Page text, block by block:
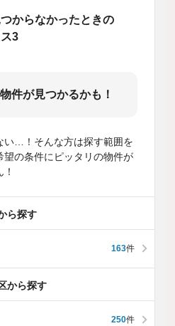
からなかったときの
3
件が見つかるかも！
い…！そんな方は探す範囲を
望の条件にピッタリの物件が
ら探す
163件
から探す
250件